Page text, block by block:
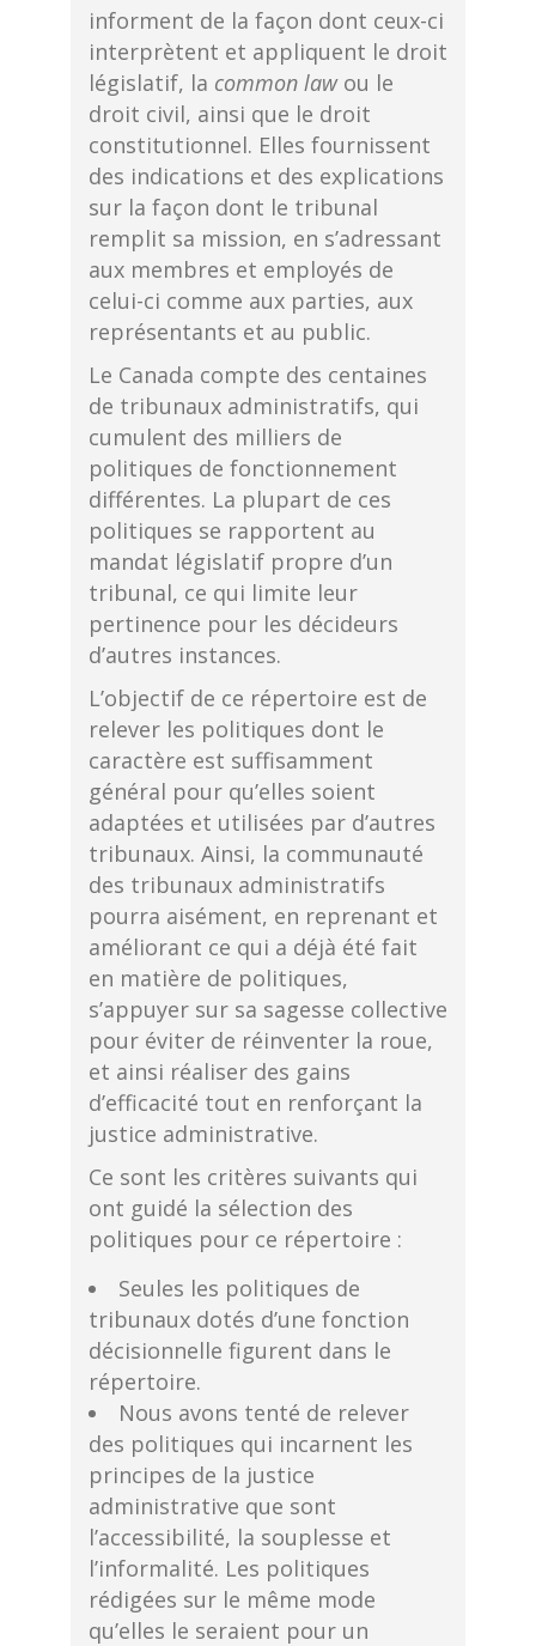
informent de la façon dont ceux-ci
interprètent et appliquent le droit
législatif, la common lawou le
droit civil, ainsi que le droit
constitutionnel. Elles fournissent
des indications et des explications
sur la façon dont le tribunal
remplit sa mission, en s’adressant
aux membres et employés de
celui-ci comme aux parties, aux
représentants et au public.
Le Canada compte des centaines
de tribunaux administratifs, qui
cumulent des milliers de
politiques de fonctionnement
différentes. La plupart de ces
politiques se rapportent au
mandat législatif propre d’un
tribunal, ce qui limite leur
pertinence pour les décideurs
d’autres instances.
L’objectif de ce répertoire est de
relever les politiques dont le
caractère est suffisamment
général pour qu’elles soient
adaptées et utilisées par d’autres
tribunaux. Ainsi, la communauté
des tribunaux administratifs
pourra aisément, en reprenant et
améliorant ce qui a déjà été fait
en matière de politiques,
s’appuyer sur sa sagesse collective
pour éviter de réinventer la roue,
et ainsi réaliser des gains
d’efficacité tout en renforçant la
justice administrative.
Ce sont les critères suivants qui
ont guidé la sélection des
politiques pour ce répertoire :
Seules les politiques de
tribunaux dotés d’une fonction
décisionnelle figurent dans le
répertoire.
Nous avons tenté de relever
des politiques qui incarnent les
principes de la justice
administrative que sont
l’accessibilité, la souplesse et
l’informalité. Les politiques
rédigées sur le même mode
qu’elles le seraient pour un